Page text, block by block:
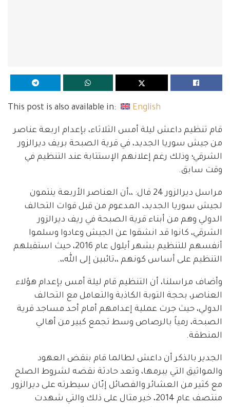
This post is also available in: English
قام تنظيم داعش ليلة أمس الثلاثاء، بإعدام اربعة عناصر
من جيش سوريا الجديد، في قرية الصبحة بريف ديرالزور
الشرقي؛ وذلك رغم إعلانهم الإستتابة عند التنظيم في
وقت سابق.
مراسل ديرالزور 24 قال: ،،أن العناصر الأربعة ينتمون
لجيش سوريا الجديد، المدعوم من قبل قوات التحالف
الدولي وهم من أبناء قرية الصبحة في ريف ديرالزور
الشرقي، كانوا قد انشقوا عن الجيش وعادوا وسلموا
أنفسهم للتنظيم بشهر أيلول عام 2016، حيث استقبلهم
التنظيم على أساس كونهم ،،تائبين إلى الله،،.
وأضاف مراسلنا، أن التنظيم قام ليلة أمس بإعدام هؤلاء
العناصر، بحجة التوبة الكاذبة والتعامل مع التحالف
الدولي، حيث جرت عملية إعدامهم أمام أحد مساجد قرية
الصبحة، رمياً بالرصاص وسط تجمع كبير من أهالي
المنطقة.
الجدير بالذكر أن داعش لطالما قام بنقض العهود
والمواثيق التي يبرمها، وتعد حادثة نقضه لشروط الصلح
مع كثير من العشائر والفصائل إبّان سيطرته على ديرالزور
منتصف عام 2014، خير مثال على ذلك والتي شهدت